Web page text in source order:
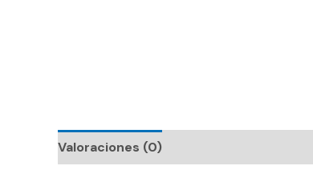
Valoraciones (0)